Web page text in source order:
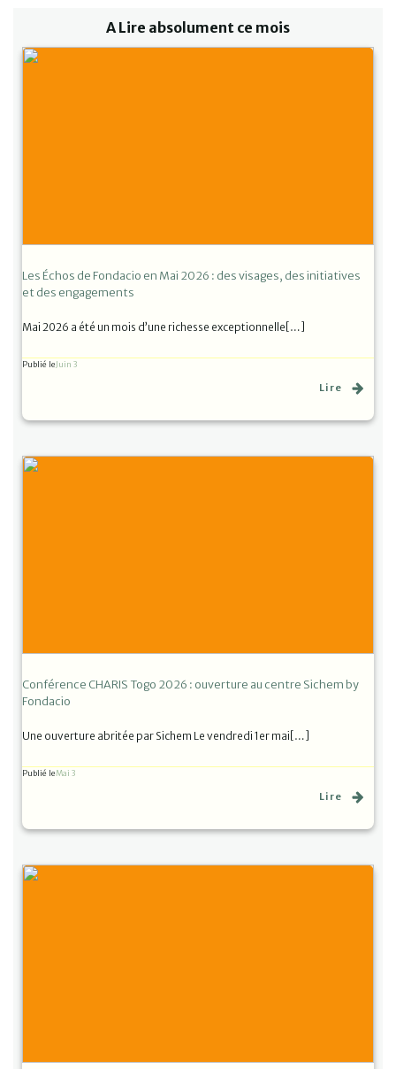
A Lire absolument ce mois
Les Échos de Fondacio en Mai 2026 : des visages, des initiatives
et des engagements
Mai 2026 a été un mois d’une richesse exceptionnelle[…]
Publié le Juin 3
Lire
Conférence CHARIS Togo 2026 : ouverture au centre Sichem by
Fondacio
Une ouverture abritée par Sichem Le vendredi 1er mai[…]
Publié leMai 3
Lire